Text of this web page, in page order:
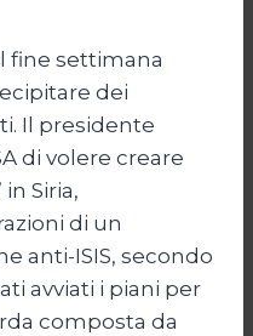
fine settimana
dei
Il presidente
di volere creare
Siria,
di un
anti-ISIS, secondo
avviati i piani per
composta da